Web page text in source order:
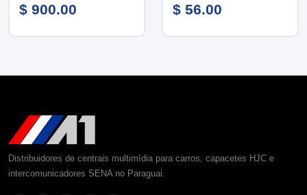
$ 900.00 $ 56.00
Distribuidores de centrais multimídia para carros, capacetes HJC e
intercomunicadores SENA no Paraguai.